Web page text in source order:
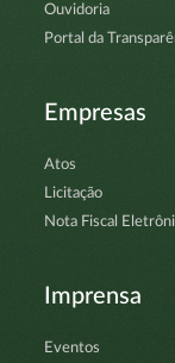
Ouvidoria
Portal da
Empresas
Atos
Licitação
Nota Fiscal
Imprensa
Eventos